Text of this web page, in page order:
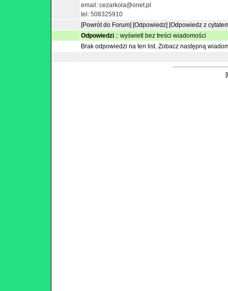
email: cezarkola@onet.pl
tel: 508325910
[Powrót do Forum] [Odpowiedz] [Odpowiedz z
Odpowiedzi :: wyświetl bez treści wiadomości
Brak odpowiedzi na ten list. Zobacz następną